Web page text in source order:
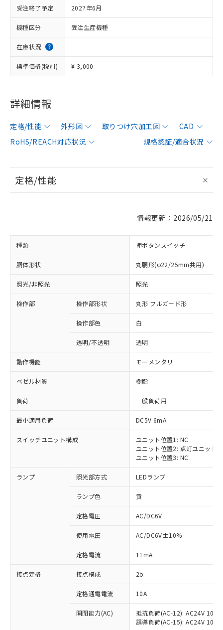
受注終了予定 2027年6月
機種区分 受注生産機種
在庫状況
標準価格(税別) ¥ 3,000
詳細情報
定格/性能 外形図 取りつけ穴加工図
CAD
RoHS/REACH対応状況
規格認証/適合状況
定格/性能
情報更新：2026/05/21
種類 押ボタンスイッチ
胴体形状 丸胴形(φ22/25mm共用)
照光/非照光 照光
操作部 操作部形状 丸形 フルガード形
操作部色 白
透明/不透明 透明
動作機能 モーメンタリ
ベゼル材質 樹脂
負荷 一般負荷用
最小適用負荷 DC5V 6mA
スイッチユニット構成
ユニット位置1: NC
ユニット位置2: 点灯ユニット
ユニット位置3: NC
ランプ 照光部方式 LEDランプ
ランプ色 黄
定格電圧 AC/DC6V
使用電圧 AC/DC6V±10%
定格電流 11mA
接点定格 接点構成 2b
定格通電電流 10A
開閉能力(AC)
抵抗負荷(AC-12): AC24V 10A/
誘導負荷(AC-15): AC24V
ご利用条件
以下の条件をお読みいただき、同意のうえ
ご利用ください。
本サービスは、当社制御機器事業取扱
商品の当社在庫状況および標準価格
(税抜)を提供させていただくもので
当社制御機器事業取扱商品の中には、
対応済み：EU RoHS指令（10物質）の
非含有に対応した製品が提供可能な商品で
対応予定：EU RoHS指令（10物質）の非含
有に対応した製品に切り替える予定のある
対応予定なし：EU RoHS指令（10物質）の
非含有に非対応の商品で、対応品を出す予
調査・確認中：EU RoHS指令（10物質）の
非含有の対応状況を調査中または確認中の
非該当品：ライセンス料など無形物で、有
害物質有無と関係のない商品です。
仕入先様の事情により、非含有部品として
「○」：最大均質材料含有率が中国RoHSの
基準値以下であることを示します。
「×」：最大均質材料含有率が中国RoHSの